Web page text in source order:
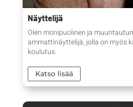
Näyttelijä
Olen monipuolinen ja
ammattinäyttelijä, jolla on myös
koulutus.
Katso lisää